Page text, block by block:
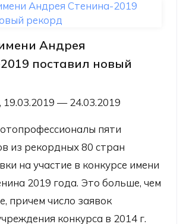
Андрея
поставил новый
19.03.2019 — 24.03.2019
пяти
из рекордных 80 стран
на участие в конкурсе имени
2019 года. Это больше, чем
причем число заявок
конкурса в 2014 г.